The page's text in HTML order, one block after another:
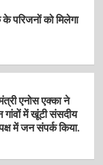
परिजनों को मिलेगा
एनोस एक्का ने
गांवों में खूंटी संसदीय
में जन संपर्क किया.